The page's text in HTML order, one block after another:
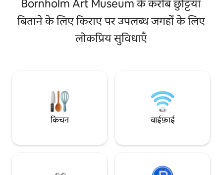
आप जानते हैं, तो आप जानते हैं! कंट्री किचन घर का
दिल है – जिसे स्वादिष्ट प्रेमियों और लंबे डिनर के लिए
डिज़ाइन किया गया है। बाहर, इसकी अपनी खाड़ी
और जंगल, ट्रीहाउस, दो छोटे पुल, फ़ायर पिट और
एडवेंचर हैं। ट्रैम्पोलिन, टेबल टेनिस, फ़ूज़बॉल खेलने
Bornholm Art Museum के करीब छुट्टियाँ
बिताने के लिए किराए पर उपलब्ध जगहों के लिए
लोकप्रिय सुविधाएँ
किचन वाईफ़ाई